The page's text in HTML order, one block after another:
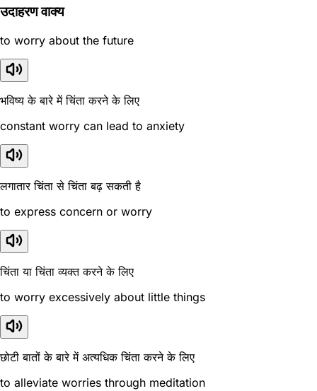
उदाहरण वाक्य
to worry about the future
भविष्य के बारे में चिंता करने के लिए
constant worry can lead to anxiety
लगातार चिंता से चिंता बढ़ सकती है
to express concern or worry
चिंता या चिंता व्यक्त करने के लिए
to worry excessively about little things
छोटी बातों के बारे में अत्यधिक चिंता करने के लिए
to alleviate worries through meditation